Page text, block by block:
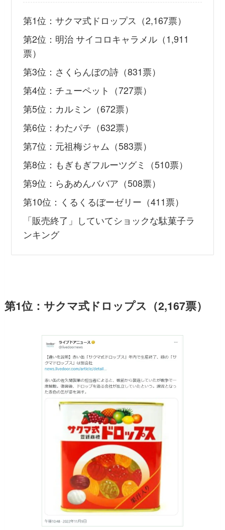
第1位：サクマ式ドロップス（2,167票）
第2位：明治 サイコロキャラメル（1,911
票）
第3位：さくらんぼの詩（831票）
第4位：チューペット（727票）
第5位：カルミン（672票）
第6位：わたパチ（632票）
第7位：元祖梅ジャム（583票）
第8位：もぎもぎフルーツグミ（510票）
第9位：らあめんババア（508票）
第10位：くるくるぼーゼリー（411票）
「販売終了」していてショックな駄菓子ラ
ンキング
第1位：サクマ式ドロップス（2,167票）